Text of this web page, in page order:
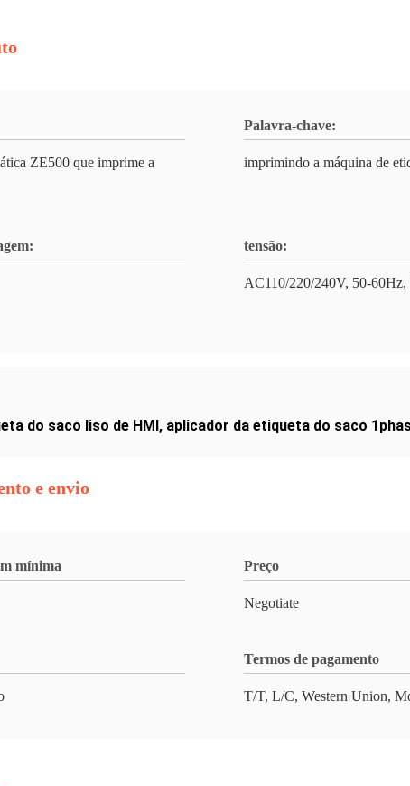
ZE500 que imprime a
Palavra-chave:
imprimindo a máquina de
tensão:
AC110/220/240V, 50-60Hz,
do saco liso de HMI, aplicador da etiqueta do saco
e envio
mínima Preço
Negotiate
Termos de pagamento
T/T, L/C, Western Union,